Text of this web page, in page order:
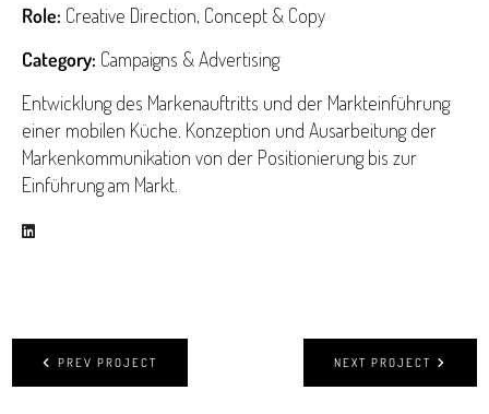
Role: Creative Direction, Concept & Copy
Category: Campaigns & Advertising
Entwicklung des Markenauftritts und der Markteinführung
einer mobilen Küche. Konzeption und Ausarbeitung der
Markenkommunikation von der Positionierung bis zur
Einführung am Markt.
NEXT PROJECT
PREV PROJECT